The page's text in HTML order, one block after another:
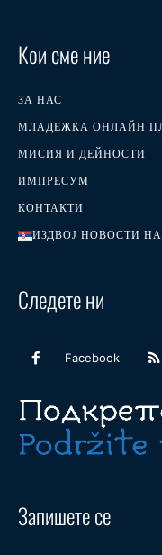
Кои сме ние
ЗА НАС
МЛАДЕЖКА ОНЛАЙН
МИСИЯ И ДЕЙНОСТИ
ИМПРЕСУМ
КОНТАКТИ
ИЗДВОЈ НОВОСТИ
Следете ни
Facebook
Запишете се